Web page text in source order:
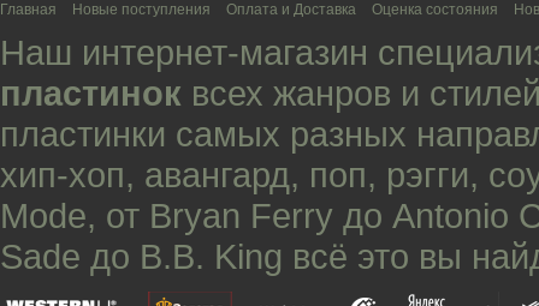
Главная Новые поступления Оплата и Доставка Оценка состояния
Наш интернет-магазин
пластинок всех жанров и
пластинки самых разных
хип-хоп, авангард, поп, рэгги,
Mode, от Bryan Ferry до Antonio
Sade до B.B. King всё это вы